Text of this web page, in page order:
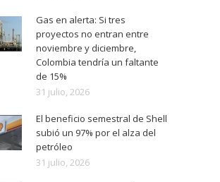
Gas en alerta: Si tres
proyectos no entran entre
noviembre y diciembre,
Colombia tendría un faltante
de 15%
31 julio, 2026
El beneficio semestral de Shell
subió un 97% por el alza del
petróleo
31 julio, 2026